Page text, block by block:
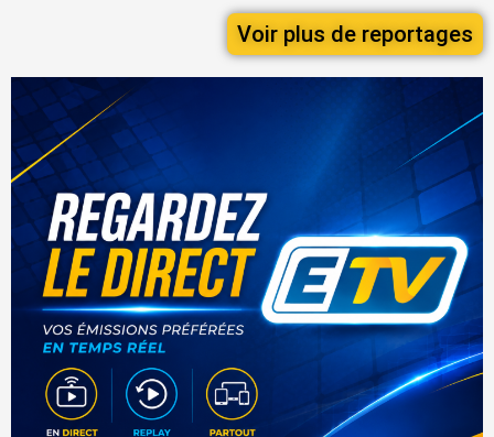
Voir plus de reportages